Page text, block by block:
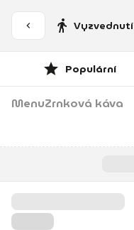
Vyzvednutí
Populární
MenuZrnková káva